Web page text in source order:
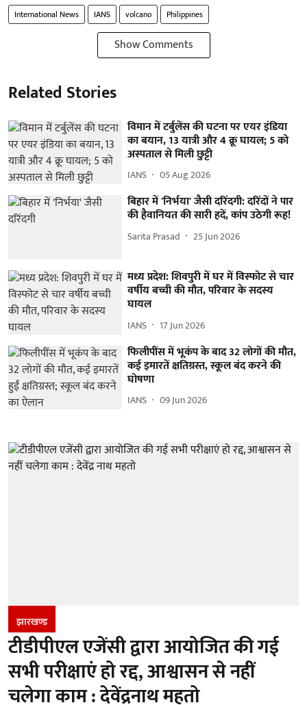
International News IANS volcano Philippines
Show Comments
Related Stories
विमान में टर्बुलेंस की घटना पर एयर इंडिया
का बयान, 13 यात्री और 4 क्रू घायल; 5 को
अस्पताल से मिली छुट्टी
IANS 05 Aug 2026
बिहार में 'निर्भया' जैसी दरिंदगी: दरिंदों ने पार
की हैवानियत की सारी हदें, कांप उठेगी रूह!
Sarita Prasad 25 Jun 2026
मध्य प्रदेश: शिवपुरी में घर में विस्फोट से चार
वर्षीय बच्ची की मौत, परिवार के सदस्य
घायल
IANS 17 Jun 2026
फिलीपींस में भूकंप के बाद 32 लोगों की मौत,
कई इमारतें क्षतिग्रस्त, स्कूल बंद करने की
घोषणा
IANS 09 Jun 2026
झारखण्‍ड
टीडीपीएल एजेंसी द्वारा आयोजित की गई
सभी परीक्षाएं हो रद्द, आश्वासन से नहीं
चलेगा काम : देवेंद्रनाथ महतो